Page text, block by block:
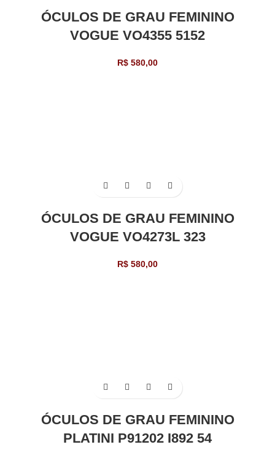
ÓCULOS DE GRAU FEMININO
VOGUE VO4355 5152
R$ 580,00
ÓCULOS DE GRAU FEMININO
VOGUE VO4273L 323
R$ 580,00
ÓCULOS DE GRAU FEMININO
PLATINI P91202 I892 54